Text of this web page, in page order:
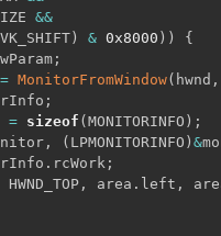
&&
VK_SHIFT) & 0x8000 ) )
{
wParam ;
= MonitorFromWindow( hwnd ,
;
= sizeof (MONITORINFO ) ;
, ( LPMONITORINFO ) &
. rcWork ;
HWND_TOP , area . left ,